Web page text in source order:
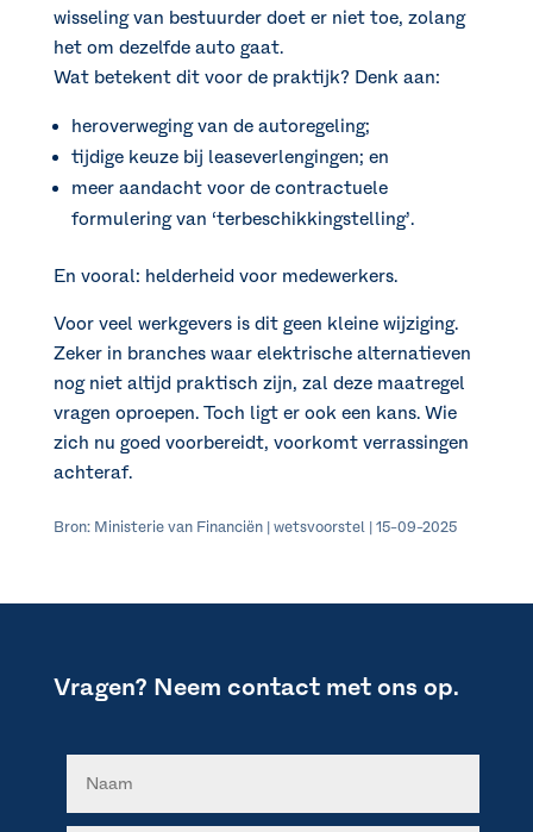
wisseling van bestuurder doet er niet toe, zolang
het om dezelfde auto gaat.
Wat betekent dit voor de praktijk? Denk aan:
heroverweging van de autoregeling;
tijdige keuze bij leaseverlengingen; en
meer aandacht voor de contractuele
formulering van ‘terbeschikkingstelling’.
En vooral: helderheid voor medewerkers.
Voor veel werkgevers is dit geen kleine wijziging.
Zeker in branches waar elektrische alternatieven
nog niet altijd praktisch zijn, zal deze maatregel
vragen oproepen. Toch ligt er ook een kans. Wie
zich nu goed voorbereidt, voorkomt verrassingen
achteraf.
Bron: Ministerie van Financiën | wetsvoorstel | 15-09-2025
Vragen? Neem contact met ons op.